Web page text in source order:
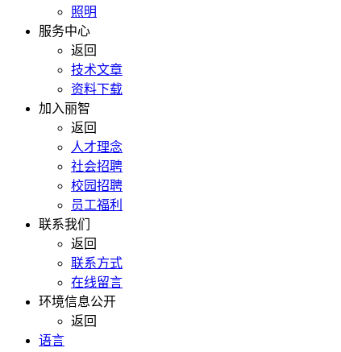
照明
服务中心
返回
技术文章
资料下载
加入丽智
返回
人才理念
社会招聘
校园招聘
员工福利
联系我们
返回
联系方式
在线留言
环境信息公开
返回
语言